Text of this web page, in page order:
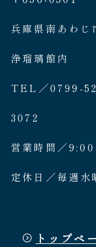
兵庫県南あわ
浄瑠璃館内
TEL／0799-
3072
営業時間／
定休日／毎週水
トップペ